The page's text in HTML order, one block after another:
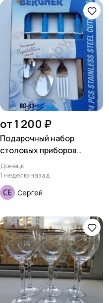
от 1 200 ₽
Подарочный набор
столовых приборов
BERGNER
Донецк
1 неделю назад
Сергей